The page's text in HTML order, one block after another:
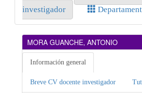
investigador
MORA GUANCHE, ANTONIO
Información general
Breve CV docente investigador